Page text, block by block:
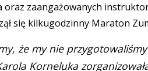
zaangażowanych
się kilkugodzinny Maraton
że my nie
Korneluka